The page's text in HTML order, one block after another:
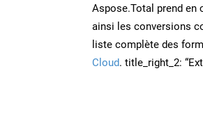
Aspose.Total prend en
ainsi les conversions
liste complète des
Cloud. title_right_2: